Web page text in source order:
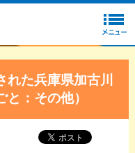
た兵庫県加古川
：その他）